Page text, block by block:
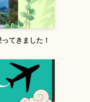
てきました！